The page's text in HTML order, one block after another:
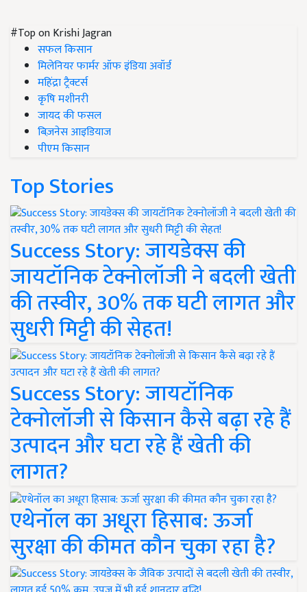
#Top on Krishi Jagran
सफल किसान
मिलेनियर फार्मर ऑफ इंडिया अवॉर्ड
महिंद्रा ट्रैक्टर्स
कृषि मशीनरी
जायद की फसल
बिज़नेस आइडियाज
पीएम किसान
Top Stories
Success Story: जायडेक्स की
जायटॉनिक टेक्नोलॉजी ने बदली खेती
की तस्वीर, 30% तक घटी लागत और
सुधरी मिट्टी की सेहत!
Success Story: जायटॉनिक
टेक्नोलॉजी से किसान कैसे बढ़ा रहे हैं
उत्पादन और घटा रहे हैं खेती की
लागत?
एथेनॉल का अधूरा हिसाब: ऊर्जा
सुरक्षा की कीमत कौन चुका रहा है?